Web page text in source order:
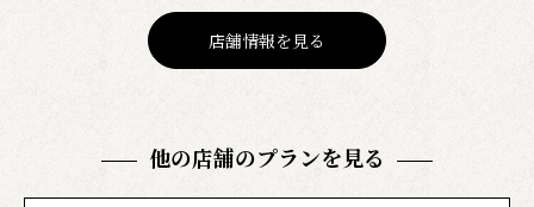
店舗情報を見る
他の店舗のプランを見る